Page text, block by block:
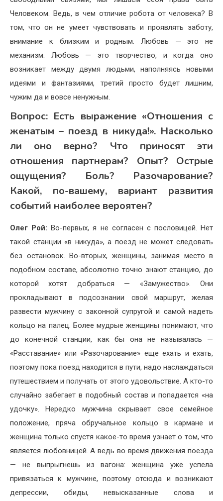
Человеком. Ведь, в чем отличие робота от человека? В
том, что он не умеет чувствовать и проявлять заботу,
внимание к близким и родным. Любовь — это не
механизм. Любовь — это творчество, и когда оно
возникает между двумя людьми, наполняясь новыми
идеями и фантазиями, третий просто будет лишним,
чужим да и вовсе ненужным.
Вопрос: Есть выражение «Отношения с
женатым – поезд в никуда!». Насколько
ли оно верно? Что приносят эти
отношения партнерам? Опыт? Острые
ощущения? Боль? Разочарование?
Какой, по-вашему, вариант развития
событий наиболее вероятен?
Олег Рой:Во-первых, я не согласен с пословицей. Нет
такой станции «в никуда», а поезд не может следовать
без остановок. Во-вторых, женщины, занимая место в
подобном составе, абсолютно точно знают станцию, до
которой хотят добраться — «Замужество». Они
прокладывают в подсознании свой маршрут, желая
развести мужчину с законной супругой и самой надеть
кольцо на палец. Более мудрые женщины понимают, что
до конечной станции, как бы она не называлась —
«Расставание» или «Разочарование» еще ехать и ехать,
поэтому пока поезд находится в пути, надо наслаждаться
путешествием и получать от этого удовольствие. А кто-то
случайно забегает в подобный состав и попадается «на
удочку». Нередко мужчина скрывает свое семейное
положение, пряча обручальное кольцо в кармане и
женщина только спустя какое-то время узнает о том, что
является любовницей. А ведь во время движения поезда
— не выпрыгнешь из вагона: женщина уже успела
привязаться к мужчине, поэтому отсюда и возникают
депрессии, обиды, невысказанные слова и